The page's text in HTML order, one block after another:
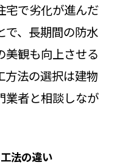
宅で劣化が進んだ
で、長期間の防水
美観も向上させる
方法の選択は建物
業者と相談しなが
法の違い